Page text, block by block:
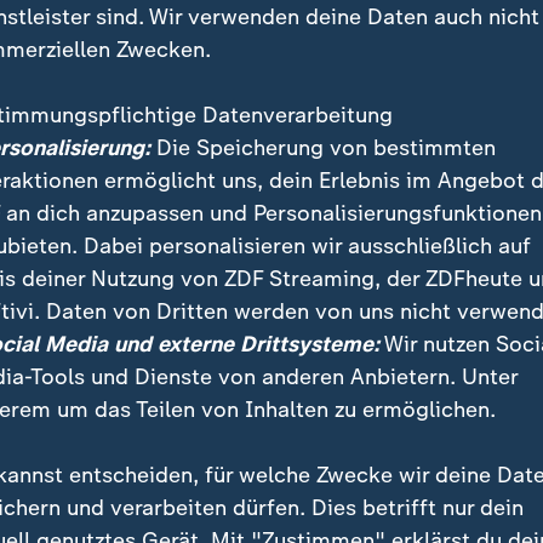
mit den südamerikanischen Staaten
Paraguay und Uruguay soll heute besiegelt
sind. Wir verwenden deine Daten auch nicht
Zwecken.
Datenverarbeitung
Die Speicherung von bestimmten
ermöglicht uns, dein Erlebnis im Angebot
an dich anzupassen und Personalisierungsfunktionen
Dabei personalisieren wir ausschließlich auf
deiner Nutzung von ZDF Streaming, der ZDFheute
Daten von Dritten werden von uns nicht
Media und externe Drittsysteme:Wir nutzen
Tools und Dienste von anderen Anbietern. Unter
um das Teilen von Inhalten zu ermöglichen.
entscheiden, für welche Zwecke wir deine
und verarbeiten dürfen. Dies betrifft nur dein